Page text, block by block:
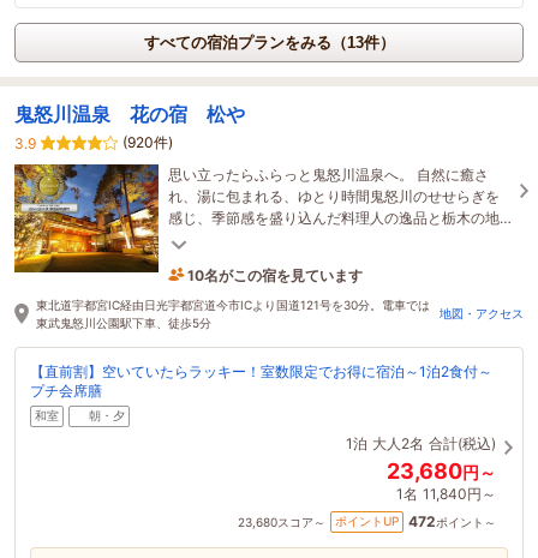
すべての宿泊プランをみる（13件）
鬼怒川温泉 花の宿 松や
3.9
(920件)
思い立ったらふらっと鬼怒川温泉へ。 自然に癒さ
れ、湯に包まれる、ゆとり時間鬼怒川のせせらぎを
感じ、季節感を盛り込んだ料理人の逸品と栃木の地
酒と共にゆったりとした「ひととき」をお過ごしく
10名がこの宿を見ています
たった今予約されました
東北道宇都宮IC経由日光宇都宮道今市ICより国道121号を30分。電車では
東武鬼怒川公園駅下車、徒歩5分
地図・アクセス
【直前割】空いていたらラッキー！室数限定でお得に宿泊～1泊2食付～
プチ会席膳
和室 朝・夕
1泊 大人2名 合計(税込)
23,680円～
1名 11,840円～
23,680スコア～ ポイントUP 472ポイント～